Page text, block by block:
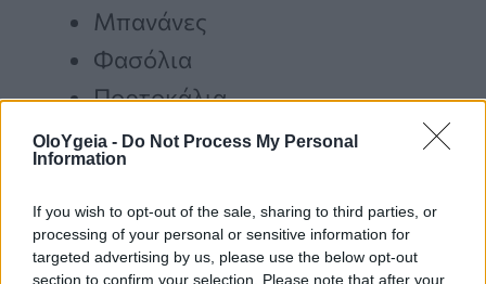
OloYgeia - Do Not Process My Personal
Information
If you wish to opt-out of the sale, sharing to third parties, or
processing of your personal or sensitive information for
targeted advertising by us, please use the below opt-out
section to confirm your selection. Please note that after your
Μπανάνες
Φασόλια
Πορτοκάλια
Ακτινίδια
Καρότα
Πατάτες
Γαλακτοκομικά με χαμηλά λιπαρά